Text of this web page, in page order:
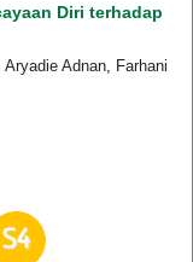
Diri terhadap
Adnan, Farhani